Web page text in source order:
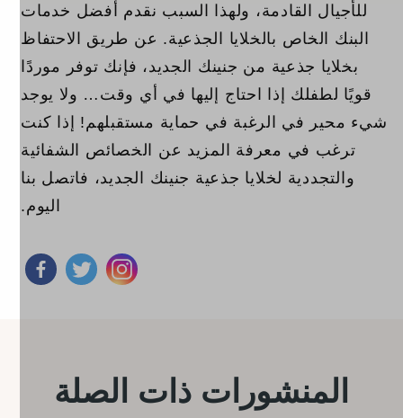
للأجيال القادمة، ولهذا السبب نقدم أفضل خدمات
البنك الخاص بالخلايا الجذعية. عن طريق الاحتفاظ
بخلايا جذعية من جنينك الجديد، فإنك توفر موردًا
قويًا لطفلك إذا احتاج إليها في أي وقت… ولا يوجد
شيء محير في الرغبة في حماية مستقبلهم! إذا كنت
ترغب في معرفة المزيد عن الخصائص الشفائية
والتجددية لخلايا جذعية جنينك الجديد، فاتصل بنا
اليوم.
المنشورات ذات الصلة